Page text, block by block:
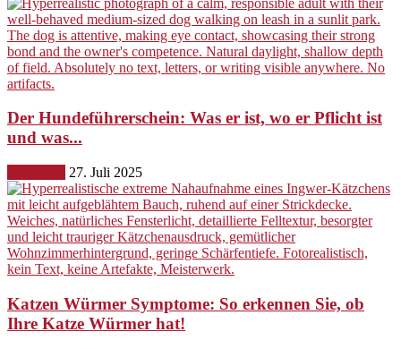
Der Hundeführerschein: Was er ist, wo er Pflicht ist
und was...
27. Juli 2025
Katzen Würmer Symptome: So erkennen Sie, ob
Ihre Katze Würmer hat!